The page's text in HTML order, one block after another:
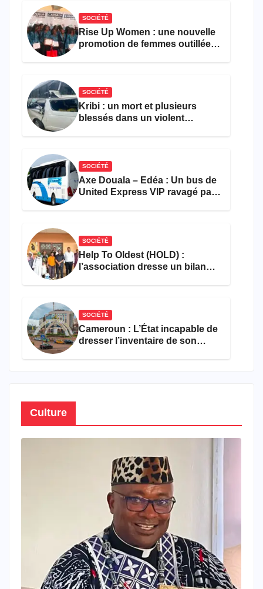
SOCIÉTÉ
Rise Up Women : une nouvelle
promotion de femmes outillées
SOCIÉTÉ
Kribi : un mort et plusieurs
blessés dans un violent
SOCIÉTÉ
Axe Douala – Edéa : Un bus de
United Express VIP ravagé par
SOCIÉTÉ
Help To Oldest (HOLD) :
l’association dresse un bilan
SOCIÉTÉ
Cameroun : L’État incapable de
dresser l’inventaire de son
Culture